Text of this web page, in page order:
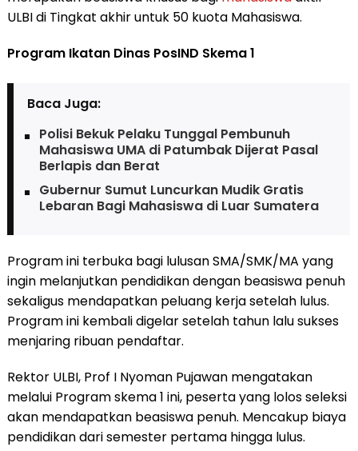
ULBI di Tingkat akhir untuk 50 kuota Mahasiswa.
Program Ikatan Dinas PosIND Skema 1
Baca Juga:
Polisi Bekuk Pelaku Tunggal Pembunuh
Mahasiswa UMA di Patumbak Dijerat Pasal
Berlapis dan Berat
Gubernur Sumut Luncurkan Mudik Gratis
Lebaran Bagi Mahasiswa di Luar Sumatera
Program ini terbuka bagi lulusan SMA/SMK/MA yang
ingin melanjutkan pendidikan dengan beasiswa penuh
sekaligus mendapatkan peluang kerja setelah lulus.
Program ini kembali digelar setelah tahun lalu sukses
menjaring ribuan pendaftar.
Rektor ULBI, Prof I Nyoman Pujawan mengatakan
melalui Program skema 1 ini, peserta yang lolos seleksi
akan mendapatkan beasiswa penuh. Mencakup biaya
pendidikan dari semester pertama hingga lulus.